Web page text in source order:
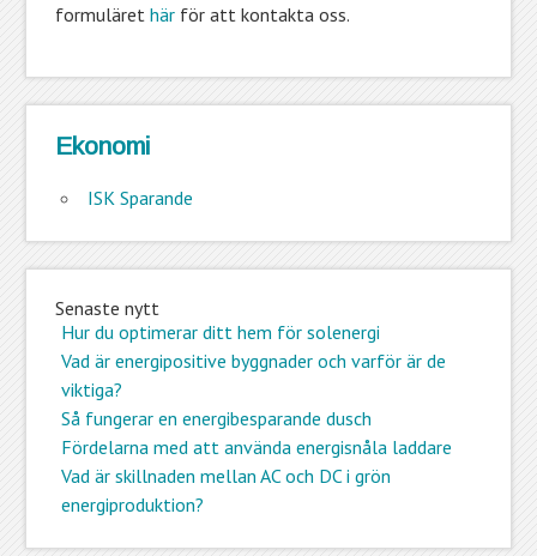
formuläret härför att kontakta oss.
Ekonomi
ISK Sparande
Senaste nytt
Hur du optimerar ditt hem för solenergi
Vad är energipositive byggnader och varför är de
viktiga?
Så fungerar en energibesparande dusch
Fördelarna med att använda energisnåla laddare
Vad är skillnaden mellan AC och DC i grön
energiproduktion?